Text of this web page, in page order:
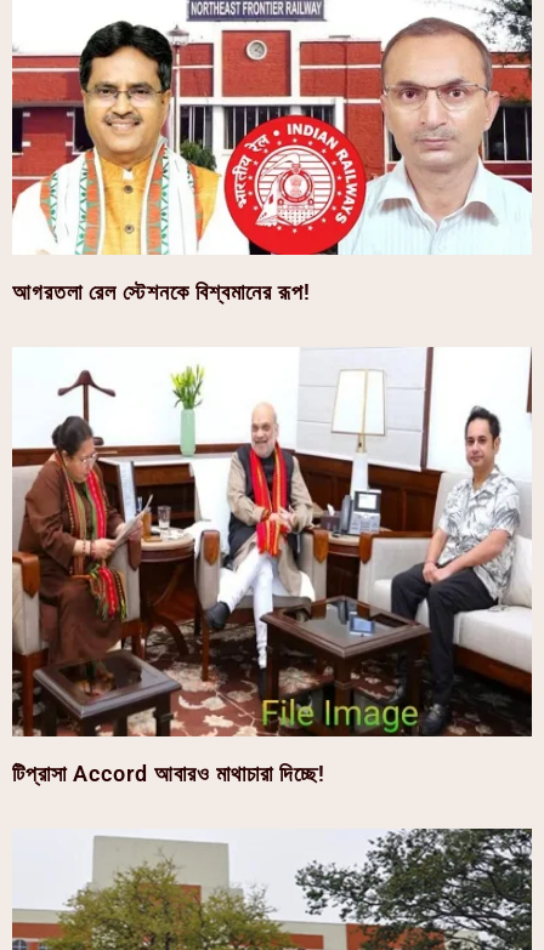
আগরতলা রেল স্টেশনকে বিশ্বমানের রূপ!
টিপ্রাসা Accord আবারও মাথাচারা দিচ্ছে!